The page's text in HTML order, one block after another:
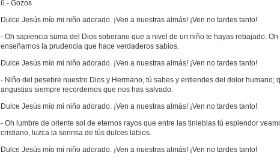
6.- Gozos
Dulce Jesús mío mi niño adorado. ¡Ven a nuestras almás! ¡Ven no tardes tanto!
- Oh sapiencia suma del Dios soberano que a nivel de un niño te hayas rebajado.
enseñarnos la prudencia que hace verdaderos sabios.
Dulce Jesús mío mi niño adorado. ¡Ven a nuestras almás! ¡Ven no tardes tanto!
- Niño del pesebre nuestro Dios y Hermano, tú sabes y entiendes del dolor humano;
angustias siempre recordemos que nos has salvado.
Dulce Jesús mío mi niño adorado. ¡Ven a nuestras almás! ¡Ven no tardes tanto!
- Oh lumbre de oriente sol de eternos rayos que entre las tinieblas tú esplendor
cristiano, luzca la sonrisa de tús dulces labios.
Dulce Jesús mío mi niño adorado. ¡Ven a nuestras almás! ¡Ven no tardes tanto!